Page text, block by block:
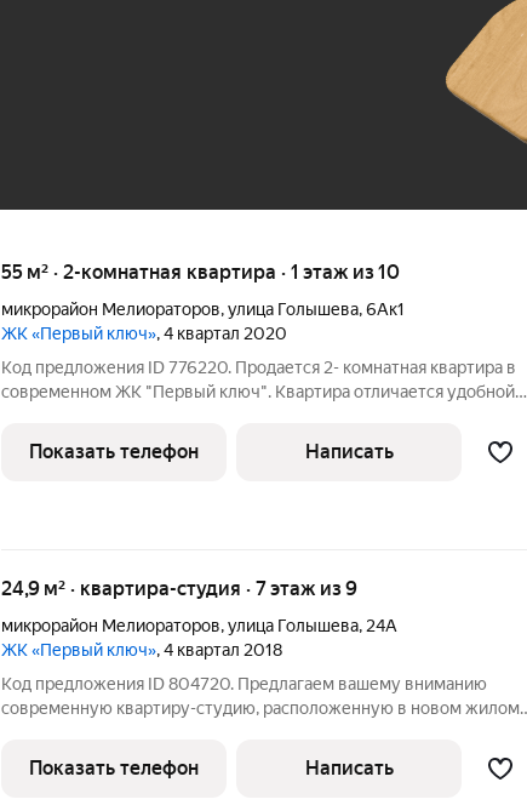
55 м² · 2-комнатная квартира · 1 этаж из 10
микрорайон Мелиораторов,улица Голышева,6Ак1
ЖК «Первый ключ», 4 квартал 2020
Код предложения ID 776220. Продается 2- комнатная квартира в
современном ЖК "Первый ключ". Квартира отличается удобной
остается полностью оборудованная кухня с кухонным гарнитуром
и встроенной
Показать телефон Написать
24,9 м² · квартира-студия · 7 этаж из 9
микрорайон Мелиораторов,улица Голышева, 24А
ЖК «Первый ключ», 4 квартал 2018
Код предложения ID 804720. Предлагаем вашему вниманию
современную квартиру-студию, расположенную в новом жилом
отличается светлым и просторным интерьером. Одним из
ключевых преимуществ этого
Показать телефон Написать